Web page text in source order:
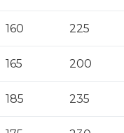
160 225
165 200
185 235